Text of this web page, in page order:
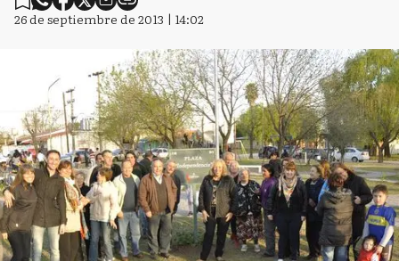
26 de septiembre de 2013 | 14:02